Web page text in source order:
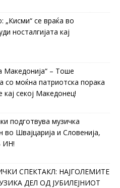
„Кисми“ се враќа во
носталгијата кај
Македонија“ – Тоше
со моќна патриотска порака
секој Македонец!
подготвува музичка
во Швајцарија и Словенија,
ИН!
СПЕКТАКЛ: НАЈГОЛЕМИТЕ
ДЕЛ ОД ЈУБИЛЕЈНИОТ